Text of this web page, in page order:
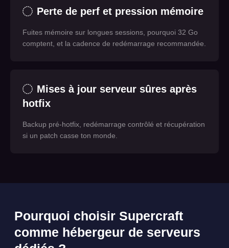
Perte de perf et pression mémoire
Fuites mémoire sur longues sessions, pourquoi 32 Go
comptent, et la cadence de redémarrage recommandée.
Mises à jour serveur sûres après
hotfix
Backup pré-hotfix, redémarrage contrôlé et récupération
si un patch casse ton monde.
Pourquoi choisir Supercraft
comme hébergeur de serveurs